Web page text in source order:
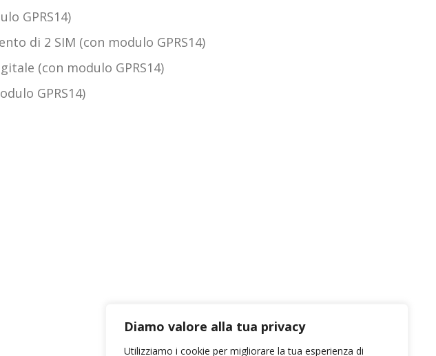
Diamo valore alla tua privacy
Utilizziamo i cookie per migliorare la tua esperienza di
GPRS14)
di 2 SIM (con modulo GPRS14)
(con modulo GPRS14)
GPRS14)